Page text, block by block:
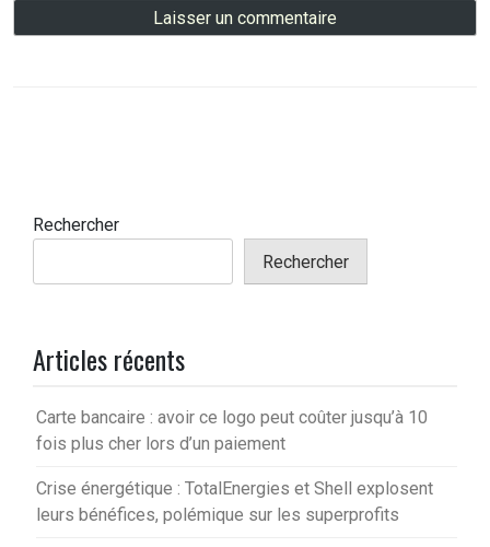
Rechercher
Rechercher
Articles récents
Carte bancaire : avoir ce logo peut coûter jusqu’à 10
fois plus cher lors d’un paiement
Crise énergétique : TotalEnergies et Shell explosent
leurs bénéfices, polémique sur les superprofits